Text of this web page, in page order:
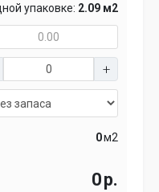
упаковке: 2.09 м2
м2
р.